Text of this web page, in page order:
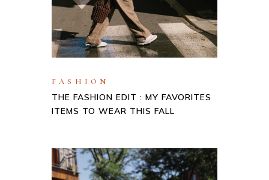
FASHION
THE FASHION EDIT : MY FAVORITES
ITEMS TO WEAR THIS FALL